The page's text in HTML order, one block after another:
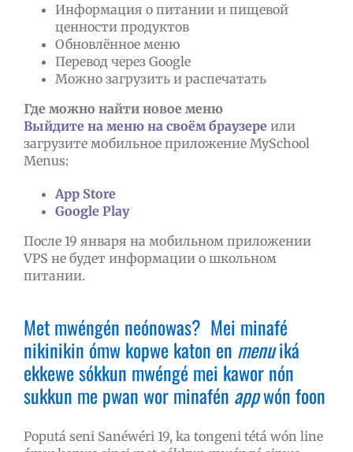
Информация о питании и пищевой
ценности продуктов
Обновлённое меню
Перевод через Google
Можно загрузить и распечатать
Где можно найти новое меню
Выйдите на меню на своём браузере или
загрузите мобильное приложение MySchool
Menus:
App Store
Google Play
После 19 января на мобильном приложении
VPS не будет информации о школьном
питании.
Met mwéngén neónowas? Mei minafé
nikinikin ómw kopwe katon en menuiká
ekkewe sókkun mwéngé mei kawor nón
sukkun me pwan wor minafén appwón foon
Poputá seni Sanéwéri 19, ka tongeni tétá wón line